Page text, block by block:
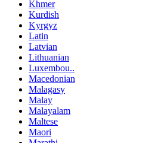
Khmer
Kurdish
Kyrgyz
Latin
Latvian
Lithuanian
Luxembou..
Macedonian
Malagasy
Malay
Malayalam
Maltese
Maori